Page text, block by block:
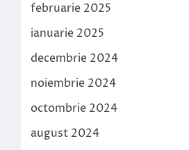
februarie 2025
ianuarie 2025
decembrie 2024
noiembrie 2024
octombrie 2024
august 2024